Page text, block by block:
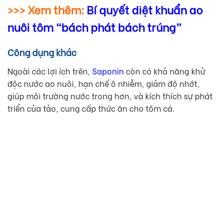
>>> Xem thêm: Bí quyết diệt khuẩn ao
nuôi tôm “bách phát bách trúng”
Công dụng khác
Ngoài các lợi ích trên, Saponin còn có khả năng khử
độc nước ao nuôi, hạn chế ô nhiễm, giảm độ nhớt,
giúp môi trường nước trong hơn, và kích thích sự phát
triển của tảo, cung cấp thức ăn cho tôm cá.